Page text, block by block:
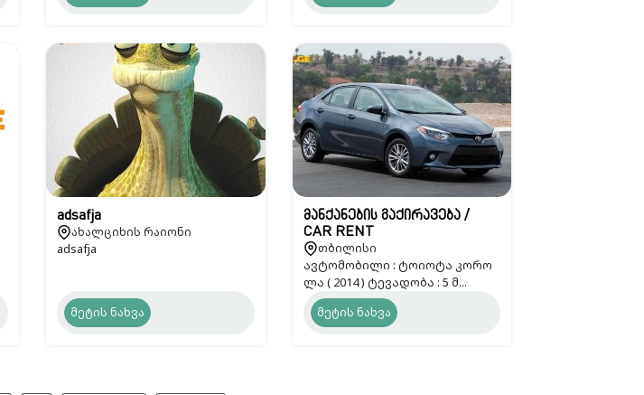
adsafja
ახალციხის რაიონი
adsafja
მეტის ნახვა
მანქანების გაქირავება /
CAR RENT
თბილისი
ავტომობილი : ტოიოტა კორო
ლა ( 2014 ) ტევადობა : 5 მ...
მეტის ნახვა